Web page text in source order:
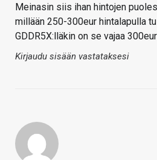
Meinasin siis ihan hintojen
millään 250-300eur hintalapulla
GDDR5X:lläkin on se vajaa
Kirjaudu sisään vastataksesi